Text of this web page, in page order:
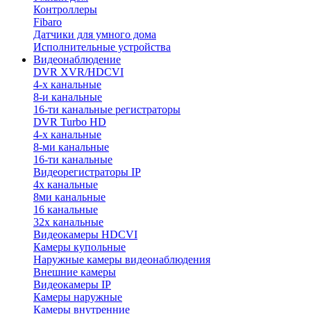
Контроллеры
Fibaro
Датчики для умного дома
Исполнительные устройства
Видеонаблюдение
DVR XVR/HDCVI
4-x канальные
8-и канальные
16-ти канальные регистраторы
DVR Turbo HD
4-х канальные
8-ми канальные
16-ти канальные
Видеорегистраторы IP
4х канальные
8ми канальные
16 канальные
32x канальные
Видеокамеры HDCVI
Камеры купольные
Наружные камеры видеонаблюдения
Внешние камеры
Видеокамеры IP
Камеры наружные
Камеры внутренние